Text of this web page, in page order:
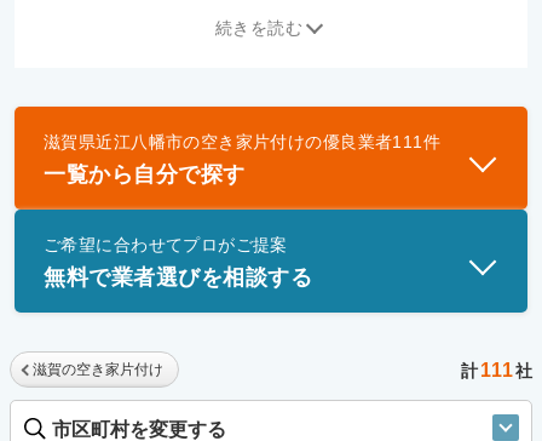
優良業者とは
一般財団法人遺品整理認定協会、および一般社団法
士」資格を持つ事業者のみ掲載しています。
続きを読む
滋賀県近江八幡市の空き家片付けの優良業者111 件
一覧から自分で探す
ご希望に合わせてプロがご提案
無料で業者選びを相談する
滋賀の空き家片付け 計111社
市区町村を変更する